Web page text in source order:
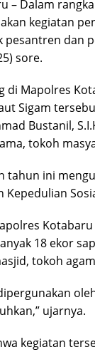
– Dalam
kegiatan
dan
sore.
di Mapolres
Sigam
Bustanil,
tokoh
tahun ini
Kepedulian
18 ekor
tokoh
ujarnya.
kegiatan